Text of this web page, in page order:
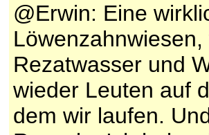
@Erwin: Eine
Rezatwasser und
wieder Leuten auf
dem wir laufen.